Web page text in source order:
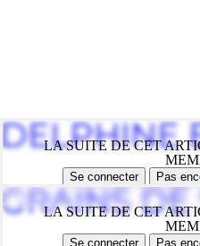
LA SUITE DE CET
Se connecter Pas
DELPHINE
LA SUITE DE CET
Se connecter Pas
GRAINS